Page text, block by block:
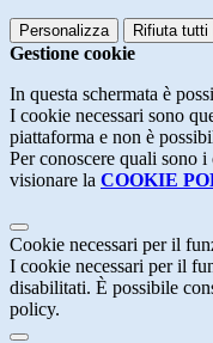
Personalizza Rifiuta tutti
Gestione cookie
In questa schermata è
I cookie necessari sono
piattaforma e non è
Per conoscere quali sono
visionare la COOKIE
Cookie necessari per il
I cookie necessari per il
disabilitati. È possibile
policy.